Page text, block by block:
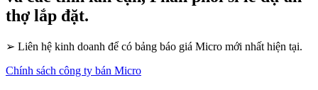
thợ lắp đặt.
➢ Liên hệ kinh doanh để có bảng báo giá Micro mới nhất hiện tại.
Chính sách công ty bán Micro